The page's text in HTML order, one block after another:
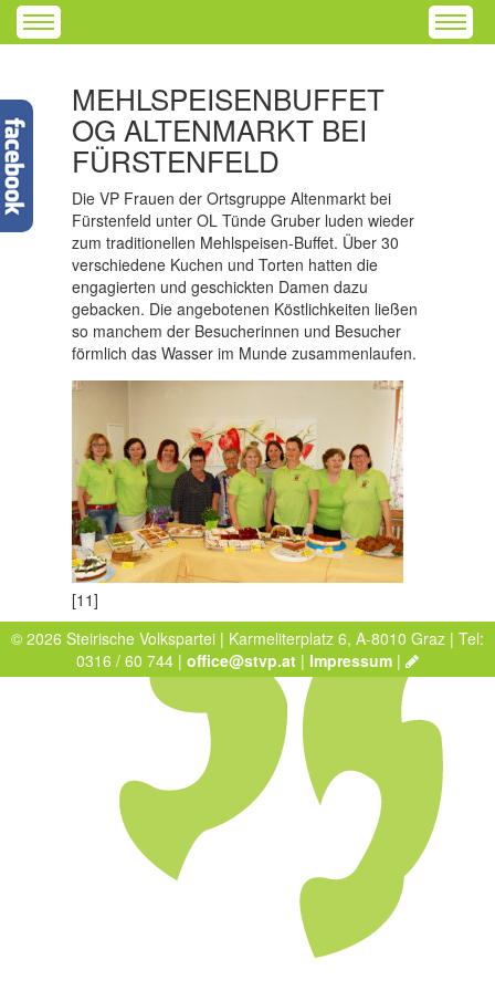
MEHLSPEISENBUFFET
OG ALTENMARKT BEI
FÜRSTENFELD
Die VP Frauen der Ortsgruppe Altenmarkt bei
Fürstenfeld unter OL Tünde Gruber luden wieder
zum traditionellen Mehlspeisen-Buffet. Über 30
verschiedene Kuchen und Torten hatten die
engagierten und geschickten Damen dazu
gebacken. Die angebotenen Köstlichkeiten ließen
so manchem der Besucherinnen und Besucher
förmlich das Wasser im Munde zusammenlaufen.
[11]
© 2026 Steirische Volkspartei | Karmeliterplatz 6, A-8010 Graz | Tel:
0316 / 60 744 | office@stvp.at | Impressum |